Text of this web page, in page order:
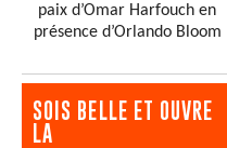
paix d’Omar Harfouch en
présence d’Orlando Bloom
SOIS BELLE ET OUVRE
LA